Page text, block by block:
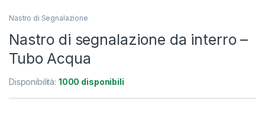
Nastro di Segnalazione
Nastro di segnalazione da interro –
Tubo Acqua
Disponibilità: 1000 disponibili